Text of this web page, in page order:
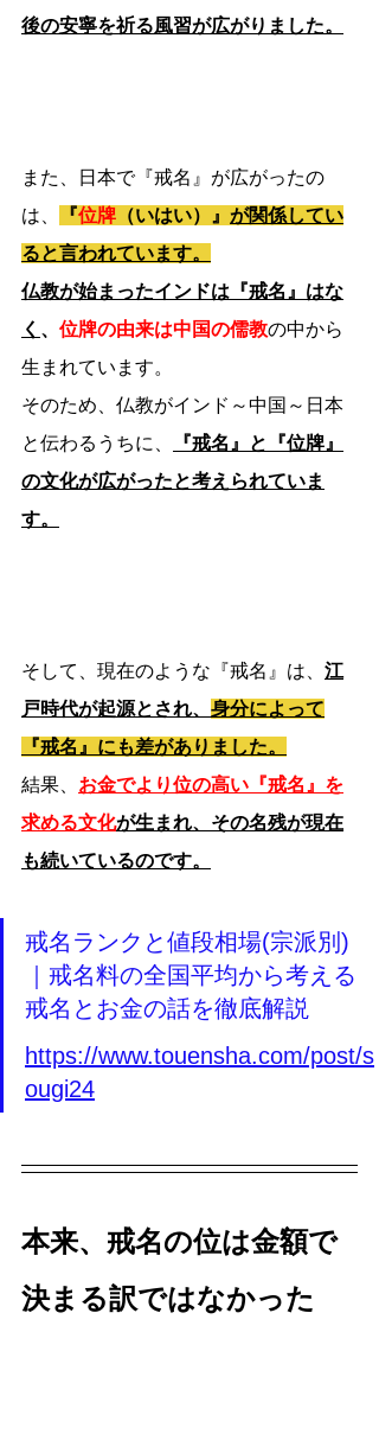
後の安寧を祈る風習が広がりました。
また、日本で『戒名』が広がったの
は、
『位牌 （いはい）』 が関係してい
ると言われています。
仏教が始まったインドは『戒名』はな
く 、 位牌の由来は中国の儒教の中から
生まれています。
そのため、仏教がインド～中国～日本
と伝わるうちに、
『戒名』と『位牌』
の文化が広がったと考えられていま
す。
そして、現在のような『戒名』は、 江
戸時代が起源とされ、 身分によって
『戒名』にも差がありました。
結果、 お金でより位の高い『戒名』を
求める文化が生まれ、その名残が現在
も続いているのです。
戒名ランクと値段相場(宗派別)
｜戒名料の全国平均から考える
戒名とお金の話を徹底解説
https://www.touensha.com/post/s
ougi24
本来、戒名の位は金額で
決まる訳ではなかった